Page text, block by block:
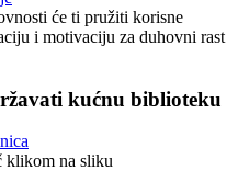
će ti pružiti korisne
i motivaciju za duhovni rast
kućnu biblioteku
klikom na sliku